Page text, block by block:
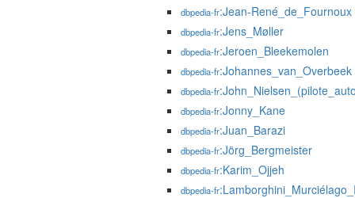
dbpedia-fr:Jean-René_de_Fournoux
dbpedia-fr:Jens_Møller
dbpedia-fr:Jeroen_Bleekemolen
dbpedia-fr:Johannes_van_Overbeek
dbpedia-fr
dbpedia-fr:Jonny_Kane
dbpedia-fr:Juan_Barazi
dbpedia-fr:Jörg_Bergmeister
dbpedia-fr:Karim_Ojjeh
dbpedia-fr